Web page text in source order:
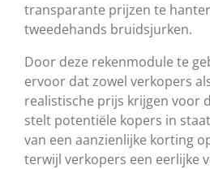
transparante prijzen te
tweedehands bruidsjurken.
Door deze rekenmodule te
ervoor dat zowel verkopers
realistische prijs krijgen voor
stelt potentiële kopers in
van een aanzienlijke korting
terwijl verkopers een eerlijke